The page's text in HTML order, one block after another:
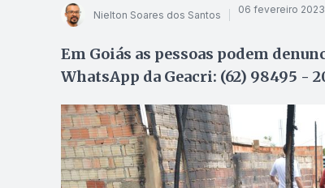
Nielton Soares dos Santos 06 fevereiro
Em Goiás as pessoas podem
WhatsApp da Geacri: (62) 98495 -